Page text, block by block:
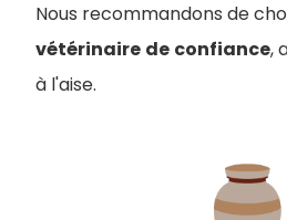
Nous recommandons de
vétérinaire de confiance,
à l'aise.